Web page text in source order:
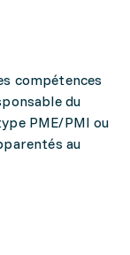
compétences
du
PME/PMI ou
au